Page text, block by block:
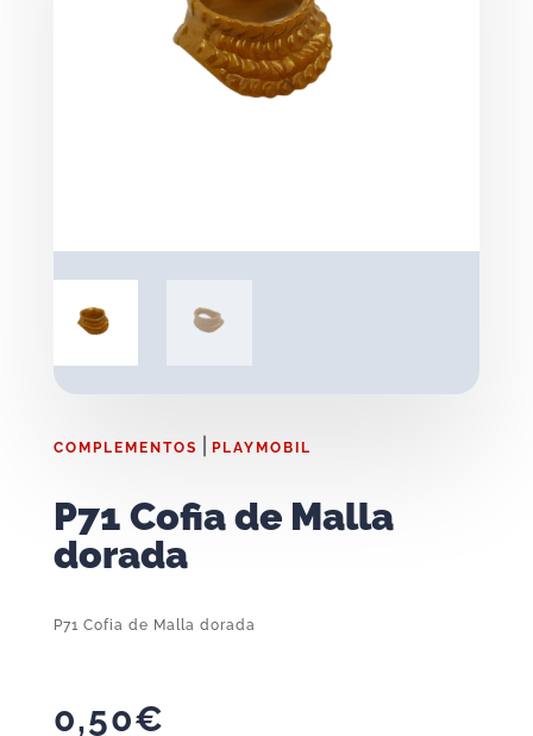
COMPLEMENTOS PLAYMOBIL
P71 Cofia de Malla
dorada
P71 Cofia de Malla dorada
0,50€